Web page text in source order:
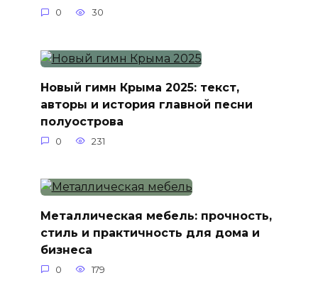
0 30
Новый гимн Крыма 2025: текст,
авторы и история главной песни
полуострова
0 231
Металлическая мебель: прочность,
стиль и практичность для дома и
бизнеса
0 179